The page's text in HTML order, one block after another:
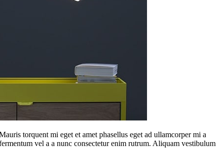
torquent mi eget et amet phasellus eget ad ullamcorper mi a
vel a a nunc consectetur enim rutrum. Aliquam vestibulum